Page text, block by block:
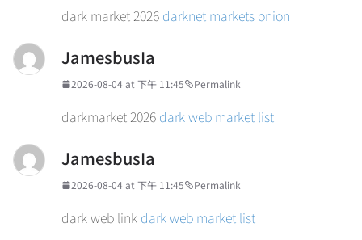
dark market 2026 darknet markets onion
JamesbusIa
2026-08-04 at 下午 11:45 Permalink
darkmarket 2026 dark web market list
JamesbusIa
2026-08-04 at 下午 11:45 Permalink
dark web link dark web market list